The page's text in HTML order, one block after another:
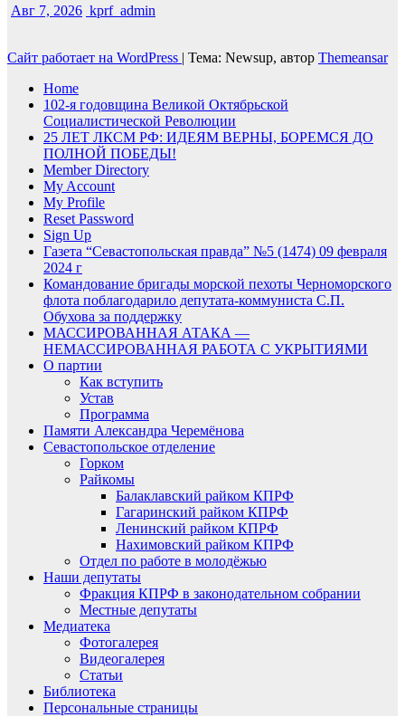
Авг 7, 2026 kprf_admin
Сайт работает на WordPress | Тема: Newsup, автор Themeansar
Home
102-я годовщина Великой Октябрьской
Социалистической Революции
25 ЛЕТ ЛКСМ РФ: ИДЕЯМ ВЕРНЫ, БОРЕМСЯ ДО
ПОЛНОЙ ПОБЕДЫ!
Member Directory
My Account
My Profile
Reset Password
Sign Up
Газета “Севастопольская правда” №5 (1474) 09 февраля
2024 г
Командование бригады морской пехоты Черноморского
флота поблагодарило депутата-коммуниста С.П.
Обухова за поддержку
МАССИРОВАННАЯ АТАКА —
НЕМАССИРОВАННАЯ РАБОТА С УКРЫТИЯМИ
О партии
Как вступить
Устав
Программа
Памяти Александра Черемёнова
Севастопольское отделение
Горком
Райкомы
Балаклавский райком КПРФ
Гагаринский райком КПРФ
Ленинский райком КПРФ
Нахимовский райком КПРФ
Отдел по работе в молодёжью
Наши депутаты
Фракция КПРФ в законодательном собрании
Местные депутаты
Медиатека
Фотогалерея
Видеогалерея
Статьи
Библиотека
Персональные страницы